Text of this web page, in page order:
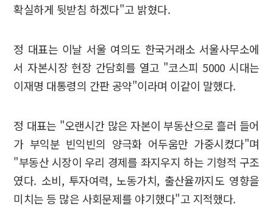
확실하게 뒷받침 하겠다"고 밝혔다.
정 대표는 이날 서울 여의도 한국거래소 서울사무소에
서 자본시장 현장 간담회를 열고 "코스피 5000 시대는
이재명 대통령의 간판 공약"이라며 이같이 말했다.
정 대표는 "오랜시간 많은 자본이 부동산으로 흘러 들어
가 부익분 빈익빈의 양극화 어두움만 가중시켰다"며
"부동산 시장이 우리 경제를 좌지우지 하는 기형적 구조
였다. 소비, 투자여력, 노동가치, 출산율까지도 영향을
미치는 등 많은 사회문제를 야기했다"고 지적했다.